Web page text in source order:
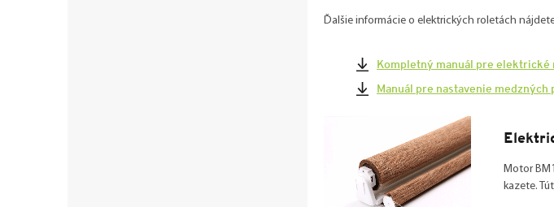
Ďalšie informácie o elektrických roletách
Kompletný manuál pre elektrické
Manuál pre nastavenie medzných
Motor
kazete.